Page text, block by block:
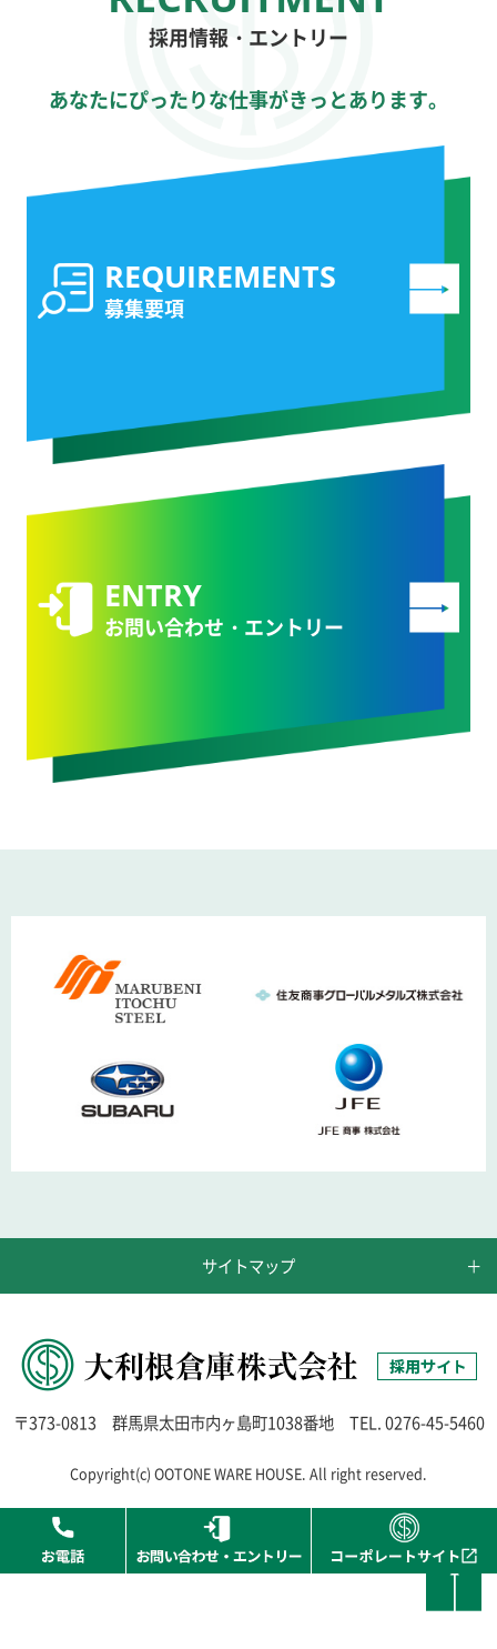
採用情報・エントリー
あなたにぴったりな仕事がきっとあります。
募集要項
お問い合わせ・エントリー
サイトマップ
〒373-0813 群馬県太田市内ヶ島町1038番地 TEL.0276-45-5460
Copyright(c) OOTONE WARE HOUSE. All right reserved.